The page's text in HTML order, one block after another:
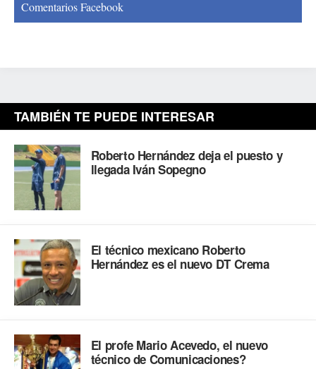
Comentarios Facebook
TAMBIÉN TE PUEDE INTERESAR
Roberto Hernández deja el puesto y
llegada Iván Sopegno
El técnico mexicano Roberto
Hernández es el nuevo DT Crema
El profe Mario Acevedo, el nuevo
técnico de Comunicaciones?